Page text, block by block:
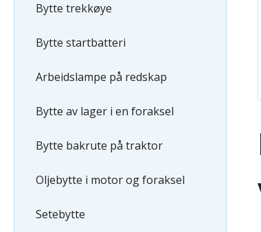
Bytte trekkøye
Bytte startbatteri
Arbeidslampe på redskap
Bytte av lager i en foraksel
Bytte bakrute på traktor
Oljebytte i motor og foraksel
Setebytte